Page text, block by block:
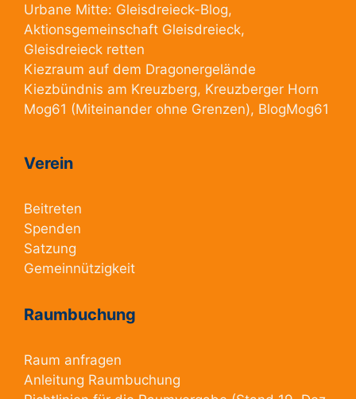
Urbane Mitte: Gleisdreieck-Blog,
Aktionsgemeinschaft Gleisdreieck,
Gleisdreieck retten
Kiezraum auf dem Dragonergelände
Kiezbündnis am Kreuzberg, Kreuzberger Horn
Mog61 (Miteinander ohne Grenzen), BlogMog61
Verein
Beitreten
Spenden
Satzung
Gemeinnützigkeit
Raumbuchung
Raum anfragen
Anleitung Raumbuchung